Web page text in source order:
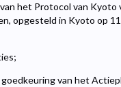
het Protocol van Kyoto
opgesteld in Kyoto op
van het